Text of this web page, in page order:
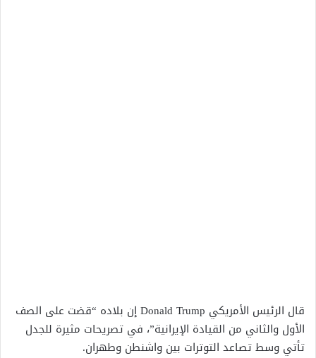
قال الرئيس الأمريكي Donald Trump إن بلاده “قضت على الصف
الأول والثاني من القيادة الإيرانية”، في تصريحات مثيرة للجدل
تأتي وسط تصاعد التوترات بين واشنطن وطهران.